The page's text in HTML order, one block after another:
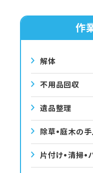
作
解体
不用品回収
遺品整理
除草•庭⽊の
⽚付け•清掃•